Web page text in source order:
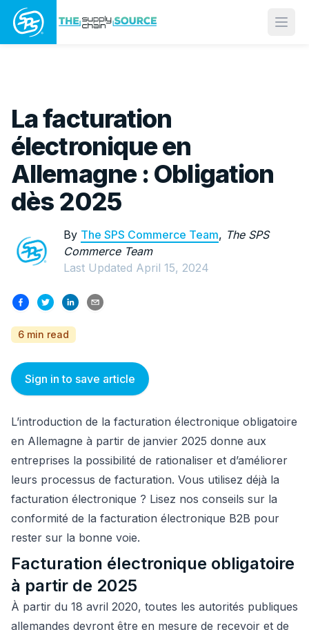
La facturation
électronique en
Allemagne : Obligation
dès 2025
By The SPS Commerce Team, The SPS
Commerce Team
Last Updated April 15, 2024
6 min read
Sign in to save article
L’introduction de la facturation électronique obligatoire
en Allemagne à partir de janvier 2025 donne aux
entreprises la possibilité de rationaliser et d’améliorer
leurs processus de facturation. Vous utilisez déjà la
facturation électronique ? Lisez nos conseils sur la
conformité de la facturation électronique B2B pour
rester sur la bonne voie.
Facturation électronique obligatoire
à partir de 2025
À partir du 18 avril 2020, toutes les autorités publiques
allemandes devront être en mesure de recevoir et de